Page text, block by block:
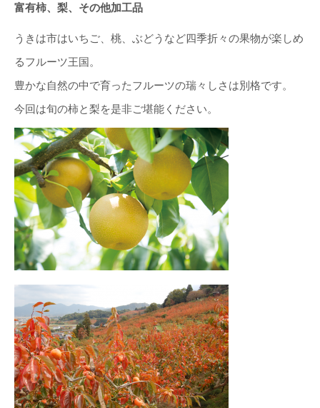
富有柿、梨、その他加工品
うきは市はいちご、桃、ぶどうなど四季折々の果物が楽しめ
るフルーツ王国。
豊かな自然の中で育ったフルーツの瑞々しさは別格です。
今回は旬の柿と梨を是非ご堪能ください。